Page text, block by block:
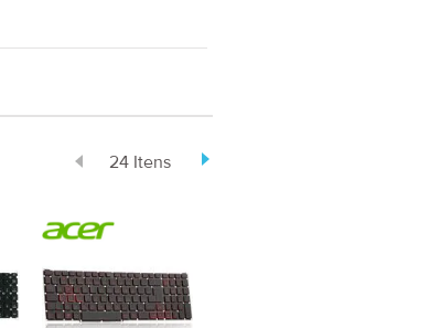
24 Itens